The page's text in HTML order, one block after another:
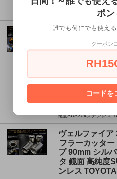
4本 トヨタ 鏡面 スラッ
SUS304ステンレス
ヴェルファイア
フラーカッター
プ 90mm ブル
鏡面 高純度
ス TOYOTA
16,818円(税
円)
ヴェルファイア 20系 G's
純度SUS304ステンレス
ヴェルファイア
フラーカッター
プ 90mm シル
タ 鏡面 高純度
ンレス
ポン
誰でも何にでも使え
クーポン
コードを